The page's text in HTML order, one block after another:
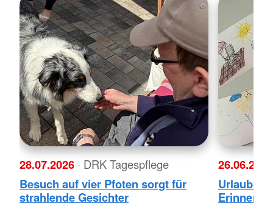
28.07.2026 · DRK Tagespflege
Besuch auf vier Pfoten sorgt für
strahlende Gesichter